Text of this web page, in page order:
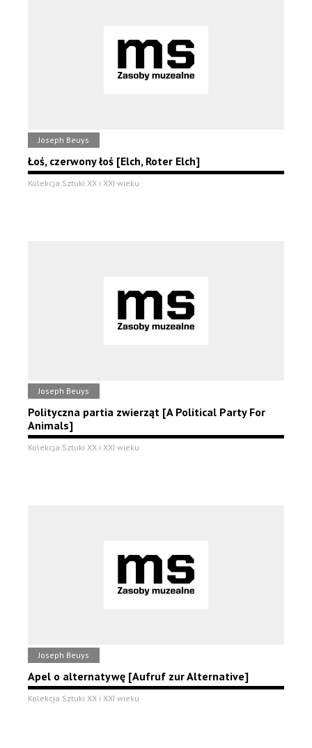
Joseph Beuys
Łoś, czerwony łoś [Elch, Roter Elch]
Kolekcja Sztuki XX i XXI wieku
Joseph Beuys
Polityczna partia zwierząt [A Political Party For
Animals]
Kolekcja Sztuki XX i XXI wieku
Joseph Beuys
Apel o alternatywę [Aufruf zur Alternative]
Kolekcja Sztuki XX i XXI wieku